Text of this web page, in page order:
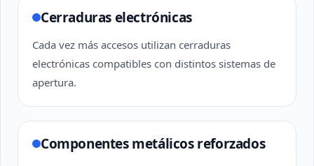
Cerraduras electrónicas
Cada vez más accesos utilizan cerraduras
electrónicas compatibles con distintos sistemas de
apertura.
Componentes metálicos reforzados